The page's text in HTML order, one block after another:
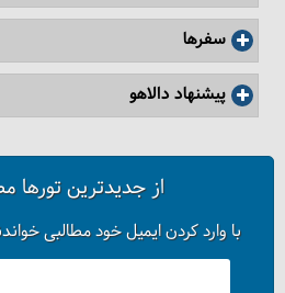
در سفر به ترکیه (استانبول)
سفرها
پیشنهاد دالاهو
از جدیدترین تورها
با وارد کردن ایمیل خود مطالبی